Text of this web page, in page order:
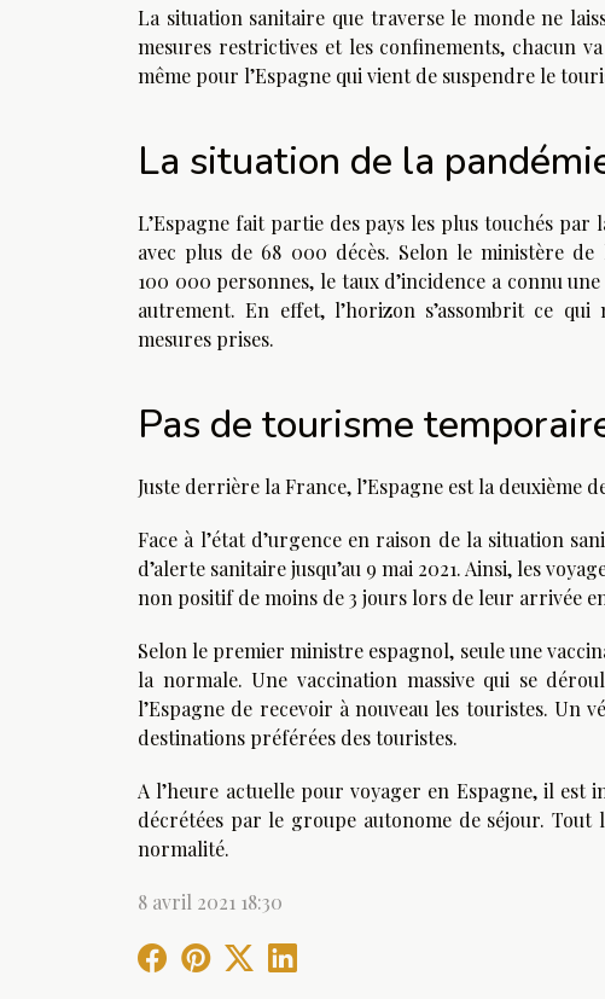
La situation sanitaire que traverse le monde ne
mesures restrictives et les confinements, chacun
même pour l’Espagne qui vient de suspendre le
La situation de la
L’Espagne fait partie des pays les plus touchés
avec plus de 68 000 décès. Selon le ministère
100 000 personnes, le taux d’incidence a connu
autrement. En effet, l’horizon s’assombrit ce
mesures prises.
Pas de tourisme
Juste derrière la France, l’Espagne est la deuxième
Face à l’état d’urgence en raison de la situation
d’alerte sanitaire jusqu’au 9 mai 2021. Ainsi, les
non positif de moins de 3 jours lors de leur arrivée
Selon le premier ministre espagnol, seule une
la normale. Une vaccination massive qui se
l’Espagne de recevoir à nouveau les touristes. Un
destinations préférées des touristes.
A l’heure actuelle pour voyager en Espagne, il
décrétées par le groupe autonome de séjour.
normalité.
8 avril 2021 18:30